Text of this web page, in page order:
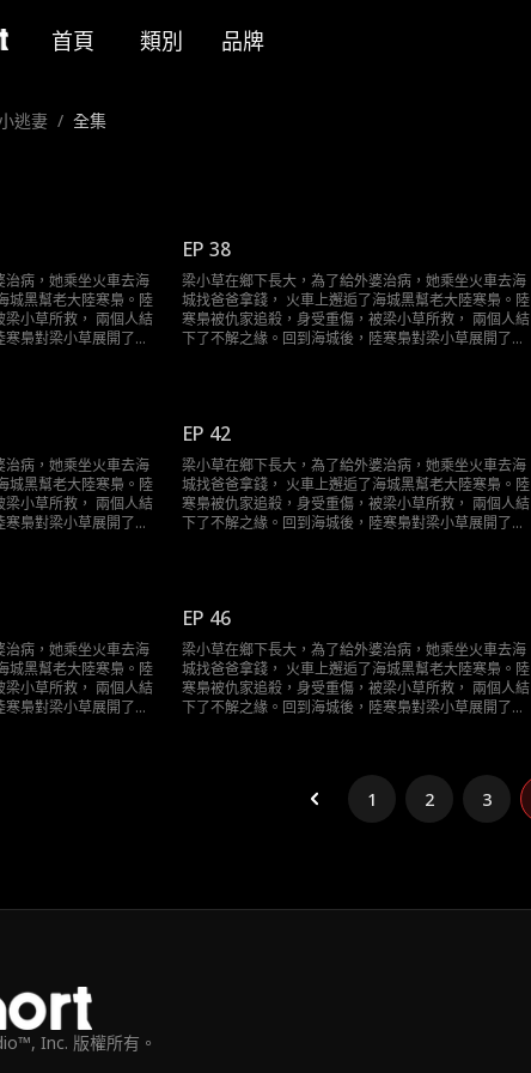
首頁 類別 品牌
逃妻 / 全集
病，她乘坐火車去海
城黑幫老大陸寒梟。陸
小草所救， 兩個人結
梟對梁小草展開了霸
EP 38
梁小草在鄉下長大，為了給外婆治病，她乘坐火車去海
城找爸爸拿錢， 火車上邂逅了海城黑幫老大陸寒梟。陸
寒梟被仇家追殺，身受重傷，被梁小草所救， 兩個人結
下了不解之緣。回到海城後，陸寒梟對梁小草展開了霸
病，她乘坐火車去海
城黑幫老大陸寒梟。陸
小草所救， 兩個人結
梟對梁小草展開了霸
EP 42
梁小草在鄉下長大，為了給外婆治病，她乘坐火車去海
城找爸爸拿錢， 火車上邂逅了海城黑幫老大陸寒梟。陸
寒梟被仇家追殺，身受重傷，被梁小草所救， 兩個人結
下了不解之緣。回到海城後，陸寒梟對梁小草展開了霸
病，她乘坐火車去海
城黑幫老大陸寒梟。陸
小草所救， 兩個人結
梟對梁小草展開了霸
EP 46
梁小草在鄉下長大，為了給外婆治病，她乘坐火車去海
城找爸爸拿錢， 火車上邂逅了海城黑幫老大陸寒梟。陸
寒梟被仇家追殺，身受重傷，被梁小草所救， 兩個人結
下了不解之緣。回到海城後，陸寒梟對梁小草展開了霸
1 2 3
Inc. 版權所有。